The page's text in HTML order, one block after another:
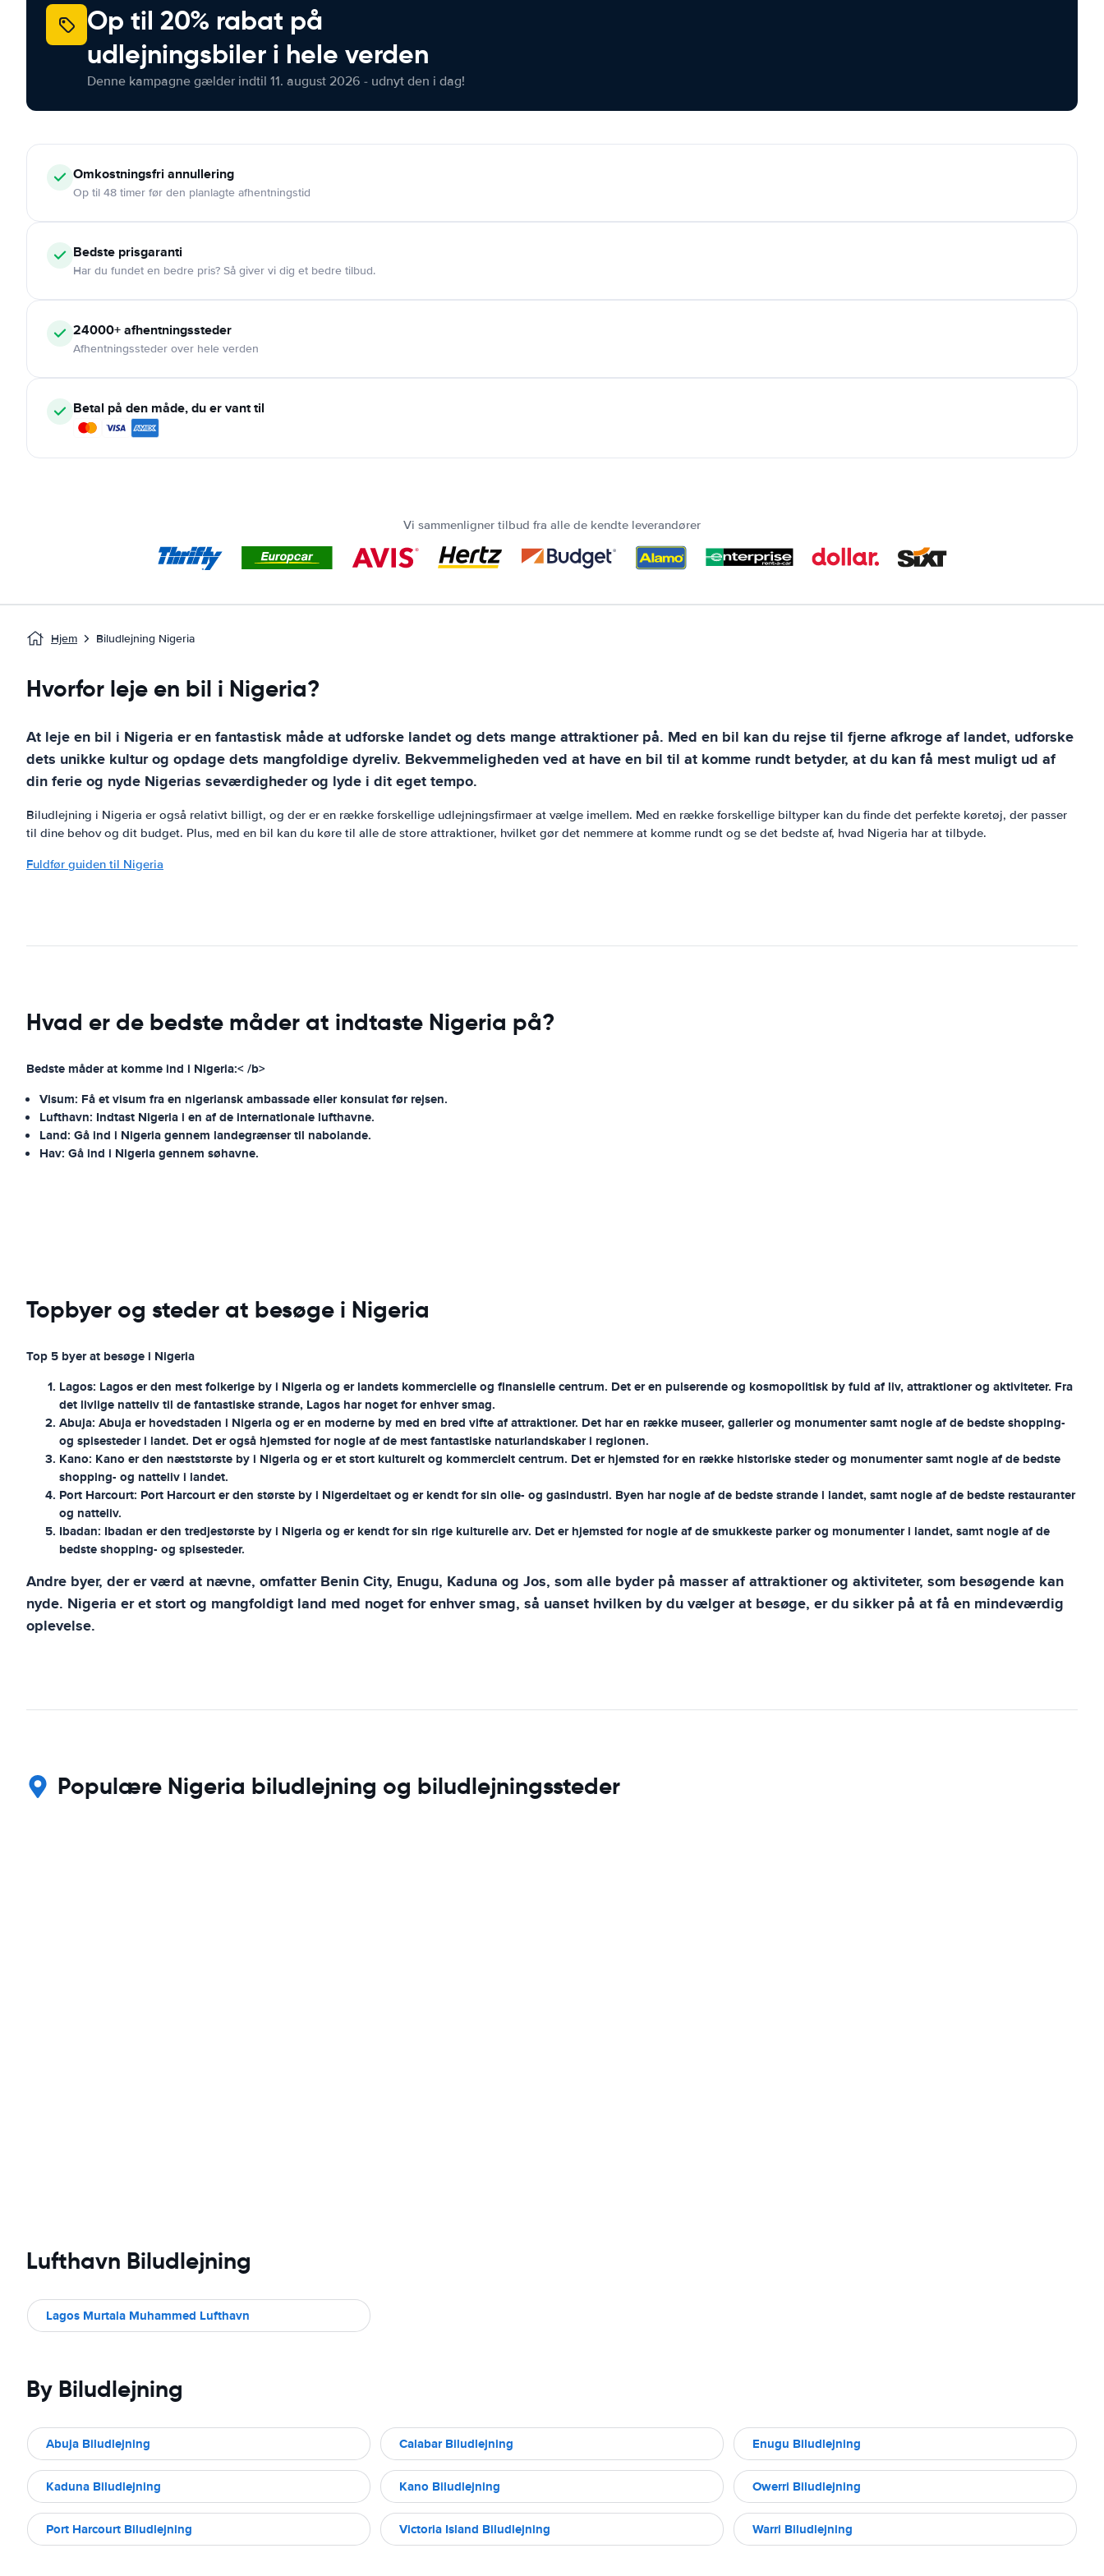
Op til 20% rabat på
udlejningsbiler i hele verden
Denne kampagne gælder indtil 11. august 2026 - udnyt den i dag!
Omkostningsfri annullering
Op til 48 timer før den planlagte afhentningstid
Bedste prisgaranti
Har du fundet en bedre pris? Så giver vi dig et bedre tilbud.
24000+afhentningssteder
Afhentningssteder over hele verden
Betal på den måde, du er vant til
Vi sammenligner tilbud fra alle de kendte leverandører
Hjem Biludlejning Nigeria
Hvorfor leje en bil i Nigeria?
At leje en bil i Nigeria er en fantastisk måde at udforske landet og dets mange attraktioner på. Med en bil kan du rejse til fjerne afkroge af landet, udforske
dets unikke kultur og opdage dets mangfoldige dyreliv. Bekvemmeligheden ved at have en bil til at komme rundt betyder, at du kan få mest muligt ud af
din ferie og nyde Nigerias seværdigheder og lyde i dit eget tempo.
Biludlejning i Nigeria er også relativt billigt, og der er en række forskellige udlejningsfirmaer at vælge imellem. Med en række forskellige biltyper kan du finde det perfekte køretøj, der passer
til dine behov og dit budget. Plus, med en bil kan du køre til alle de store attraktioner, hvilket gør det nemmere at komme rundt og se det bedste af, hvad Nigeria har at tilbyde.
Fuldfør guiden til Nigeria
Hvad er de bedste måder at indtaste Nigeria på?
Bedste måder at komme ind i Nigeria:< /b>
Visum: Få et visum fra en nigeriansk ambassade eller konsulat før rejsen.
Lufthavn: Indtast Nigeria i en af ​​de internationale lufthavne.
Land: Gå ind i Nigeria gennem landegrænser til nabolande.
Hav: Gå ind i Nigeria gennem søhavne.
Topbyer og steder at besøge i Nigeria
Top 5 byer at besøge i Nigeria
Lagos: Lagos er den mest folkerige by i Nigeria og er landets kommercielle og finansielle centrum. Det er en pulserende og kosmopolitisk by fuld af liv, attraktioner og aktiviteter. Fra
det livlige natteliv til de fantastiske strande, Lagos har noget for enhver smag.
Abuja: Abuja er hovedstaden i Nigeria og er en moderne by med en bred vifte af attraktioner. Det har en række museer, gallerier og monumenter samt nogle af de bedste shopping-
og spisesteder i landet. Det er også hjemsted for nogle af de mest fantastiske naturlandskaber i regionen.
Kano: Kano er den næststørste by i Nigeria og er et stort kulturelt og kommercielt centrum. Det er hjemsted for en række historiske steder og monumenter samt nogle af de bedste
shopping- og natteliv i landet.
Port Harcourt: Port Harcourt er den største by i Nigerdeltaet og er kendt for sin olie- og gasindustri. Byen har nogle af de bedste strande i landet, samt nogle af de bedste restauranter
og natteliv.
Ibadan: Ibadan er den tredjestørste by i Nigeria og er kendt for sin rige kulturelle arv. Det er hjemsted for nogle af de smukkeste parker og monumenter i landet, samt nogle af de
bedste shopping- og spisesteder.
Andre byer, der er værd at nævne, omfatter Benin City, Enugu, Kaduna og Jos, som alle byder på masser af attraktioner og aktiviteter, som besøgende kan
nyde. Nigeria er et stort og mangfoldigt land med noget for enhver smag, så uanset hvilken by du vælger at besøge, er du sikker på at få en mindeværdig
oplevelse.
Populære Nigeria biludlejning og biludlejningssteder
Lufthavn Biludlejning
Lagos Murtala Muhammed Lufthavn
By Biludlejning
Abuja Biludlejning Calabar Biludlejning Enugu Biludlejning
Kaduna Biludlejning Kano Biludlejning Owerri Biludlejning
Port Harcourt Biludlejning Victoria Island Biludlejning Warri Biludlejning